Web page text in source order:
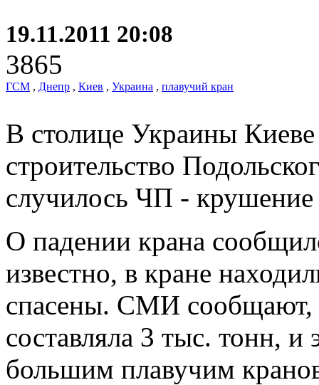
19.11.2011 20:08
3865
ГСМ , Днепр , Киев , Украина , плавучий кран
В столице Украины Киеве
строительство
случилось ЧП - крушение
О падении крана
известно, в кране
спасены. СМИ сообщают,
составляла 3 тыс. тонн, и
большим плавучим